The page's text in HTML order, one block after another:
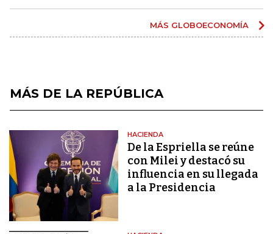
MÁS GLOBOECONOMÍA
MÁS DE LA REPÚBLICA
HACIENDA
De la Espriella se reúne
con Milei y destacó su
influencia en su llegada
a la Presidencia